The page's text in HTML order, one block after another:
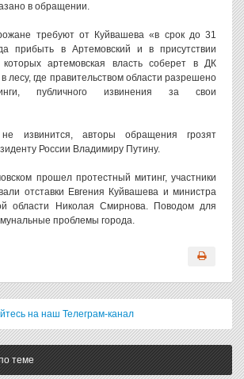
в обращении.
требуют от Куйвашева «в срок до 31
прибыть в Артемовский и в присутствии
которых артемовская власть соберет в ДК
лесу, где правительством области разрешено
публичного извинения за свои
извинится, авторы обращения грозят
России Владимиру Путину.
прошел протестный митинг, участники
отставки Евгения Куйвашева и министра
области Николая Смирнова. Поводом для
проблемы города.
на наш Телеграм-канал
теме